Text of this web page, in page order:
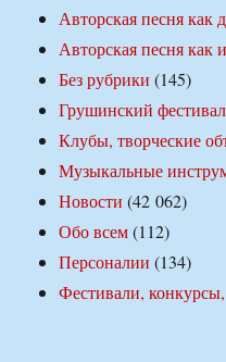
Авторская песня как
Авторская песня как
Без рубрики (145)
Грушинский
Клубы, творческие
Музыкальные
Новости (42 062)
Обо всем(112)
Персоналии (134)
Фестивали,